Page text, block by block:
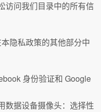
访问我们目录中的所有信
隐私政策的其他部分中
身份验证和 Google
数据设备摄像头：选择性